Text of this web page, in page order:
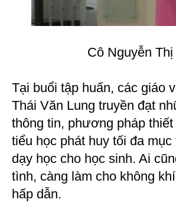
Cô Nguyễn
Tại buổi tập huấn, các giáo
Thái Văn Lung truyền đạt
thông tin, phương pháp
tiểu học phát huy tối đa
dạy học cho học sinh. Ai
tình, càng làm cho không
hấp dẫn.